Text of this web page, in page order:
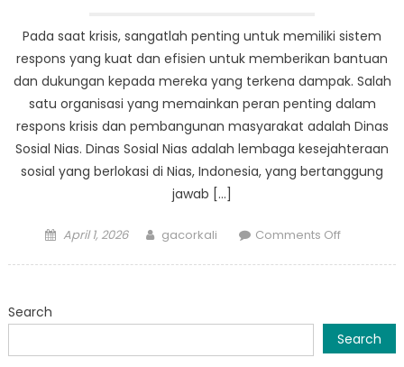
di
Nias
Pada saat krisis, sangatlah penting untuk memiliki sistem
respons yang kuat dan efisien untuk memberikan bantuan
dan dukungan kepada mereka yang terkena dampak. Salah
satu organisasi yang memainkan peran penting dalam
respons krisis dan pembangunan masyarakat adalah Dinas
Sosial Nias. Dinas Sosial Nias adalah lembaga kesejahteraan
sosial yang berlokasi di Nias, Indonesia, yang bertanggung
jawab […]
Posted
April 1, 2026 Author
gacorkali Comments Offon
Search
Search